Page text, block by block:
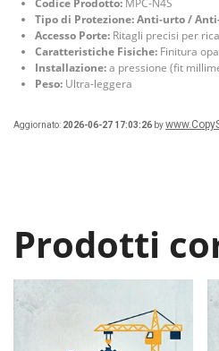
Tipo di Protezione:Anti-urto /
Accesso Porte: Ritagli precisi per
Caratteristiche Fisiche: Finitura
Installazione:a pressione (fit
Peso: Ultra-leggera
Aggiornato: 2026-06-27 17:03:26 by
Prodotti